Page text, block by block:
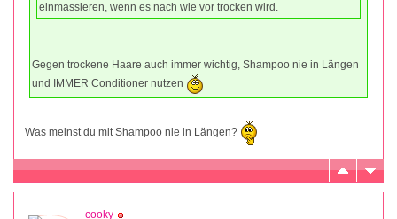
einmassieren, wenn es nach wie vor trocken wird.
Gegen trockene Haare auch immer wichtig, Shampoo nie in Längen
und IMMER Conditioner nutzen
Was meinst du mit Shampoo nie in Längen?
cooky